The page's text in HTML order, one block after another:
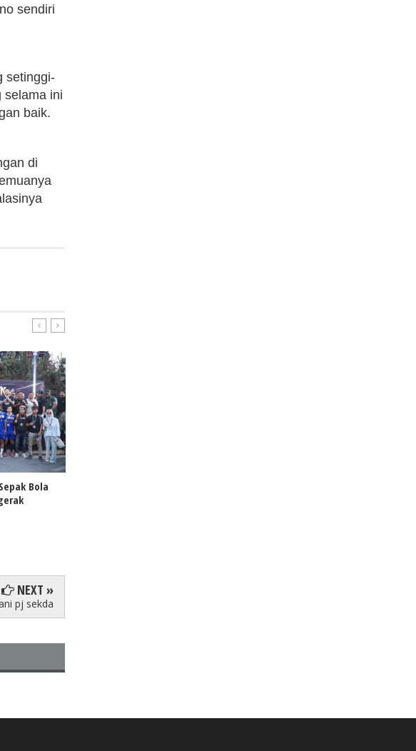
sendiri
setinggi-
selama ini
baik.
di
Bola
NEXT »
pj sekda